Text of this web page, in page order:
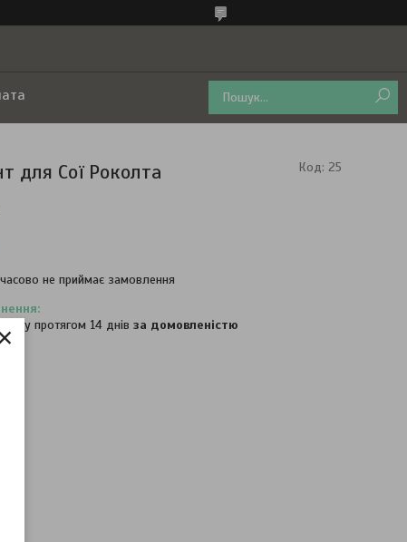
для Сої Роколта
Код: 25
не приймає замовлення
протягом 14 днів за домовленістю